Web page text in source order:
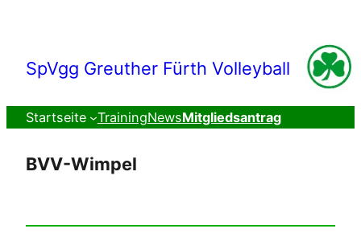
springen
SpVgg Greuther Fürth Volleyball
Startseite TrainingNewsMitgliedsantrag
BVV-Wimpel